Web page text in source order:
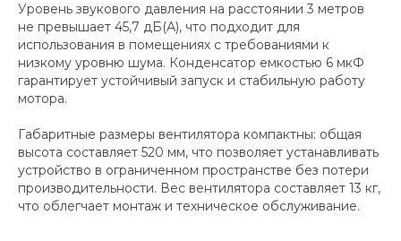
Уровень звукового давления на расстоянии 3 метров
не превышает 45,7 дБ(А), что подходит для
использования в помещениях с требованиями к
низкому уровню шума. Конденсатор емкостью 6 мкФ
гарантирует устойчивый запуск и стабильную работу
мотора.
Габаритные размеры вентилятора компактны: общая
высота составляет 520 мм, что позволяет устанавливать
устройство в ограниченном пространстве без потери
производительности. Вес вентилятора составляет 13 кг,
что облегчает монтаж и техническое обслуживание.